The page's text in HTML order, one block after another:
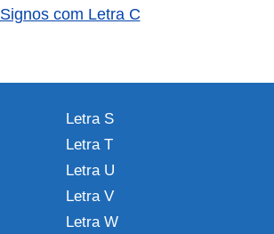
Signos com Letra C
Letra S
Letra T
Letra U
Letra V
Letra W